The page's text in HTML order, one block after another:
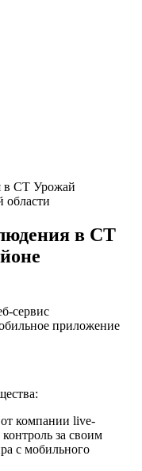
в СТ Урожай
области
в СТ
сервис
приложение
компании live-
за своим
с мобильного